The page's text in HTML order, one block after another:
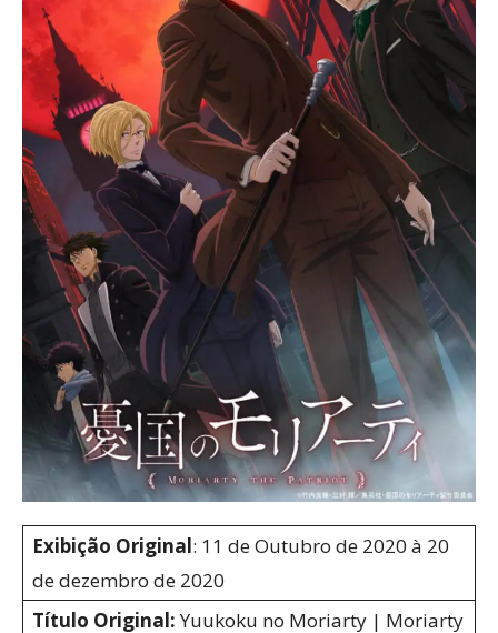
Exibição Original: 11 de Outubro de 2020 à 20
de dezembro de 2020
Título Original:Yuukoku no Moriarty | Moriarty